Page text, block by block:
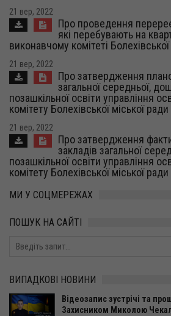
21 вер, 2022
Про проведення
які перебувають на
виконавчому комітеті
21 вер, 2022
Про затвердження
загальної середньої,
позашкільної освіти управління
комітету Болехівської міської
21 вер, 2022
Про затвердження
закладів загальної
позашкільної освіти управління
комітету Болехівської міської
МИ У СОЦМЕРЕЖАХ
ПОШУК НА САЙТІ
ВИПАДКОВІ НОВИНИ
Відеозапис зустрічі та
Захисником Миколою